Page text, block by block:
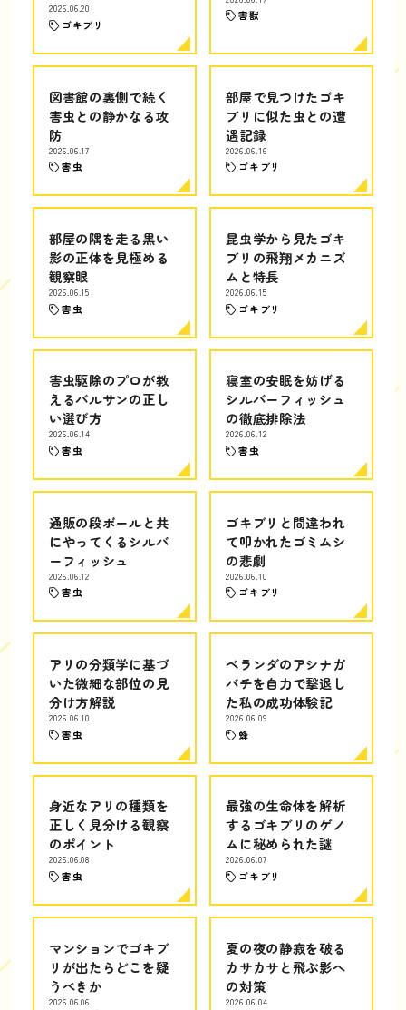
2026.06.20
ゴキブリ
害獣
図書館の裏側で続く
害虫との静かなる攻
防
2026.06.17
害虫
部屋で見つけたゴキ
ブリに似た虫との遭
遇記録
2026.06.16
ゴキブリ
部屋の隅を走る黒い
影の正体を見極める
観察眼
2026.06.15
害虫
昆虫学から見たゴキ
ブリの飛翔メカニズ
ムと特長
2026.06.15
ゴキブリ
害虫駆除のプロが教
えるバルサンの正し
い選び方
2026.06.14
害虫
寝室の安眠を妨げる
シルバーフィッシュ
の徹底排除法
2026.06.12
害虫
通販の段ボールと共
にやってくるシルバ
ーフィッシュ
2026.06.12
害虫
ゴキブリと間違われ
て叩かれたゴミムシ
の悲劇
2026.06.10
ゴキブリ
アリの分類学に基づ
いた微細な部位の見
分け方解説
2026.06.10
害虫
ベランダのアシナガ
バチを自力で撃退し
た私の成功体験記
2026.06.09
蜂
身近なアリの種類を
正しく見分ける観察
のポイント
2026.06.08
害虫
最強の生命体を解析
するゴキブリのゲノ
ムに秘められた謎
2026.06.07
ゴキブリ
マンションでゴキブ
リが出たらどこを疑
うべきか
2026.06.06
夏の夜の静寂を破る
カサカサと飛ぶ影へ
の対策
2026.06.04